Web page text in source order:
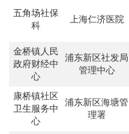
五角场社保
科
上海仁济医院
金桥镇人民
政府财经中
心
浦东新区社发局
管理中心
康桥镇社区
卫生服务中
心
浦东新区海塘管
理署